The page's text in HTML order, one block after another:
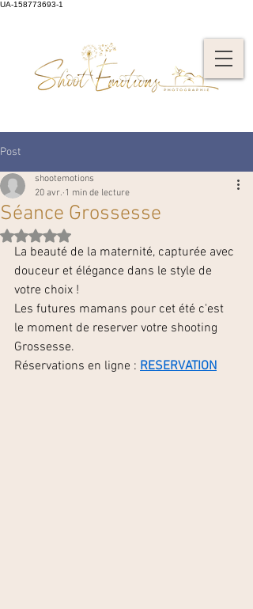
UA-158773693-1
Post
Séance Grossesse
shootemotions
20 avr. 1 min de lecture
Noté NaN étoiles sur 5.
La beauté de la maternité, capturée avec
douceur et élégance dans le style de
votre choix !
Les futures mamans pour cet été c'est
le moment de reserver votre shooting
Grossesse.
Réservations en ligne : RESERVATION